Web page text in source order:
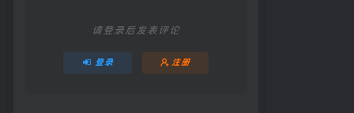
请登录后发表评论
登录 注册